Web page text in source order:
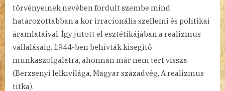
törvényeinek nevében fordult szembe mind
határozottabban a kor irracionális szellemi és politikai
áramlataival. Így jutott el esztétikájában a realizmus
vállalásáig. 1944-ben behívták kisegítő
munkaszolgálatra, ahonnan már nem tért vissza
(Berzsenyi lelkivilága, Magyar századvég, A realizmus
titka).